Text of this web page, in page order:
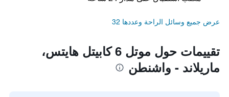
عرض جميع وسائل الراحة وعددها 32
تقييمات حول موتل 6 كابيتل هايتس،
ماريلاند - واشنطن